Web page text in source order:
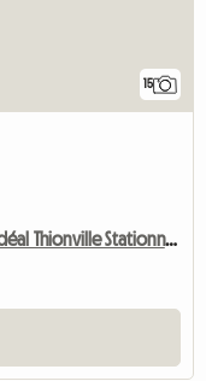
15
Chambre Velux en maison Emplacement idéal Thionville Stationnement